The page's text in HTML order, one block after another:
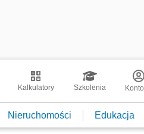
Kalkulatory Szkolenia Konto
Nieruchomości Edukacja